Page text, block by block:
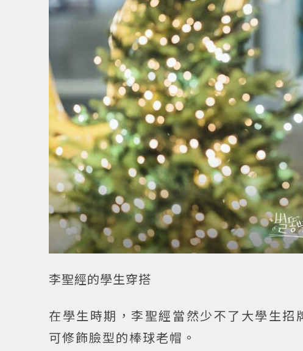
李聖經的學生穿搭
在學生時期，李聖經當然少不了大學生
可修飾臉型的棒球老帽。